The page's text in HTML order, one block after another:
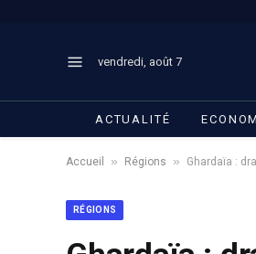
vendredi, août 7
ACTUALITÉ
Accueil » Régions » Ghardaïa :
RÉGIONS